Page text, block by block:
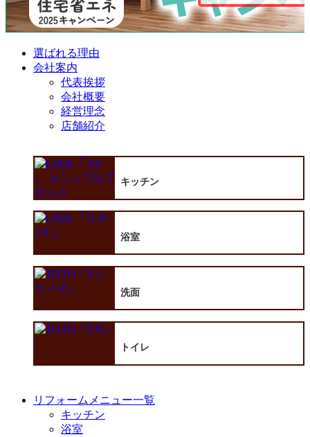
選ばれる理由
会社案内
代表挨拶
会社概要
経営理念
店舗紹介
キッチン
浴室
洗面
トイレ
リフォームメニュー一覧
キッチン
浴室